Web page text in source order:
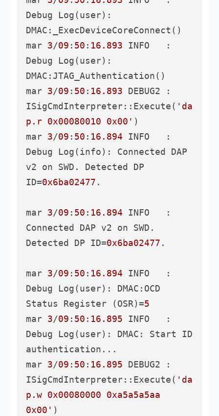
Debug Log(user):
DMAC:_ExecDeviceCoreConnect()
mar 3/09 : 50 : 16.893 INFO   :
Debug Log(user):
DMAC:JTAG_Authentication()
mar 3/09 : 50 : 16.893 DEBUG2 :
ISigCmdInterpreter::Execute( 'da
p.r 0x00080010 0x00' )
mar 3/09 : 50 : 16.894 INFO   :
Debug Log(info): Connected DAP
v2 on SWD. Detected DP
ID=0x6ba02477 .
mar 3/09 : 50 : 16.894 INFO   :
Connected DAP v2 on SWD.
Detected DP ID=0x6ba02477 .
mar 3/09 : 50 : 16.894 INFO   :
Debug Log(user): DMAC:OCD
Status Register (OSR)=5
mar 3/09 : 50 : 16.895 INFO   :
Debug Log(user): DMAC: Start ID
authentication...
mar 3/09 : 50 : 16.895 DEBUG2 :
ISigCmdInterpreter::Execute( 'da
p.w 0x00080000 0xa5a5a5aa
0x00' )